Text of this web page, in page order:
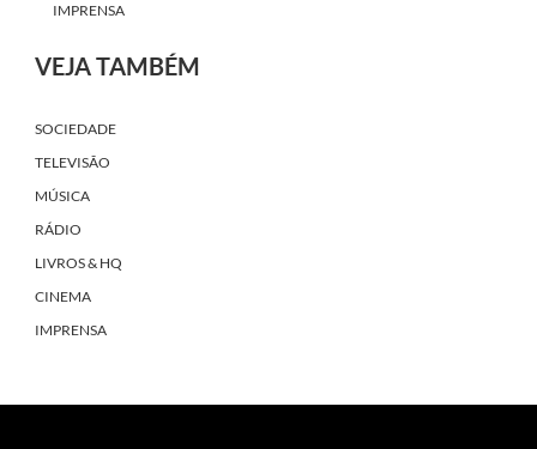
IMPRENSA
VEJA TAMBÉM
SOCIEDADE
TELEVISÃO
MÚSICA
RÁDIO
LIVROS & HQ
CINEMA
IMPRENSA